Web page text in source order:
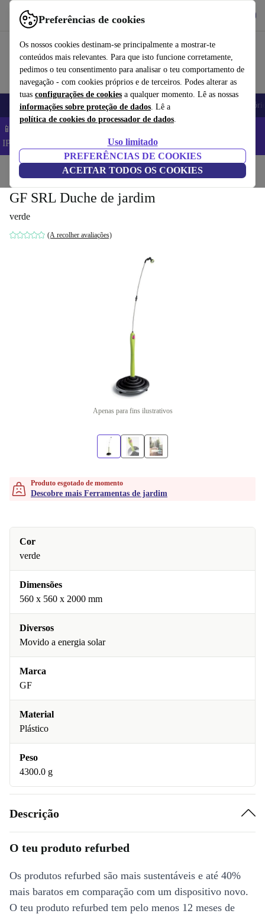
Preferências de cookies
Os nossos cookies destinam-se principalmente a mostrar-te
conteúdos mais relevantes. Para que isto funcione corretamente,
pedimos o teu consentimento para analisar o teu comportamento de
navegação - com cookies próprios e de terceiros. Podes alterar as
tuas configurações de cookies a qualquer momento. Lê as nossas
informações sobre proteção de dados. Lê a
política de cookies do processador de dados.
Uso limitado
PREFERÊNCIAS DE COOKIES
ACEITAR TODOS OS COOKIES
Use o refurbed de forma rápida e fácil
Telemóveis Computadores Portáteis Tablets
📱 Poupa 5% EXTRA em todos os iPhones – Código:
IPHONEDEAL –
Início Jardim Ferramentas de jardim
GF SRL Duche de jardim
verde
(A recolher avaliações)
Apenas para fins ilustrativos
Produto esgotado de momento
Descobre mais Ferramentas de jardim
Cor
verde
Dimensões
‎560 x 560 x 2000 mm
Diversos
Movido a energia solar
Marca
GF
Material
Plástico
Peso
4300.0 g
Descrição
O teu produto refurbed
Os produtos refurbed são mais sustentáveis e até 40%
mais baratos em comparação com um dispositivo novo.
O teu produto refurbed tem pelo menos 12 meses de